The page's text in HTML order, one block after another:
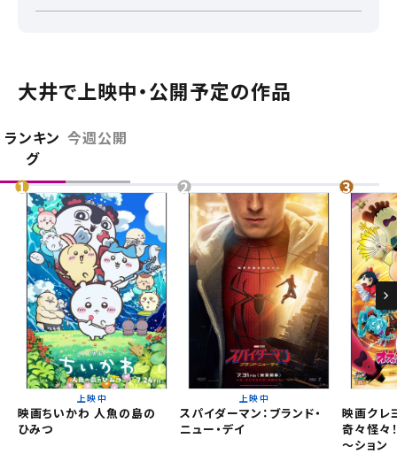
チケット購入
チケットの購入は下記リンクより、ご覧になりたい作品を選
択しご購入ください。
上映スケジュールを確認する
その他の劇場を選ぶ
無料のワタシアターライト会員もあります。
予約を確認・変更する
チケットの予約状況の確認及び予約を変更したい場合は、
大宮
板橋
都道府県から選ぶ
北海道
東北
関東
北越
大井で上映中・公開予定の作品
ランキン
グ
今週公開
上映中
映画ちいかわ 人魚の島の
ひみつ
上映中
スパイダーマン：ブランド・
ニュー・デイ
映画クレ
奇々怪々
～ション
閉じる
劇場を変更しますか？
劇場を変更すると、STEP2以降で選択いただいた情報は解除
されます。
変更しないで続ける 変更する
閉じる
上映日を変更しますか？
上映日を変更すると、STEP3以降で選択いただいた情報は解
除されます。
変更しないで続ける 変更する